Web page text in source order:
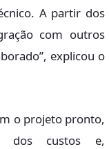
A partir dos
com outros
explicou o
o projeto pronto,
dos custos e,